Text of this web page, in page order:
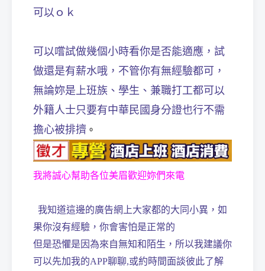
可以ｏｋ
可以嚐試做幾個小時看你是否能適應，試
做還是有薪水哦，不管你有無經驗都可，
無論妳是上班族、學生、兼職打工都可以
外籍人士只要有中華民國身分證也行不需
擔心被排擠 。
我將誠心幫助各位美眉歡迎妳們來電
我知道這邊的廣告網上大家都的大同小異，如
果你沒有經驗，你會害怕是正常的
但是恐懼是因為來自無知和陌生，所以我建議你
可以先加我的APP聊聊,或約時間面談彼此了解